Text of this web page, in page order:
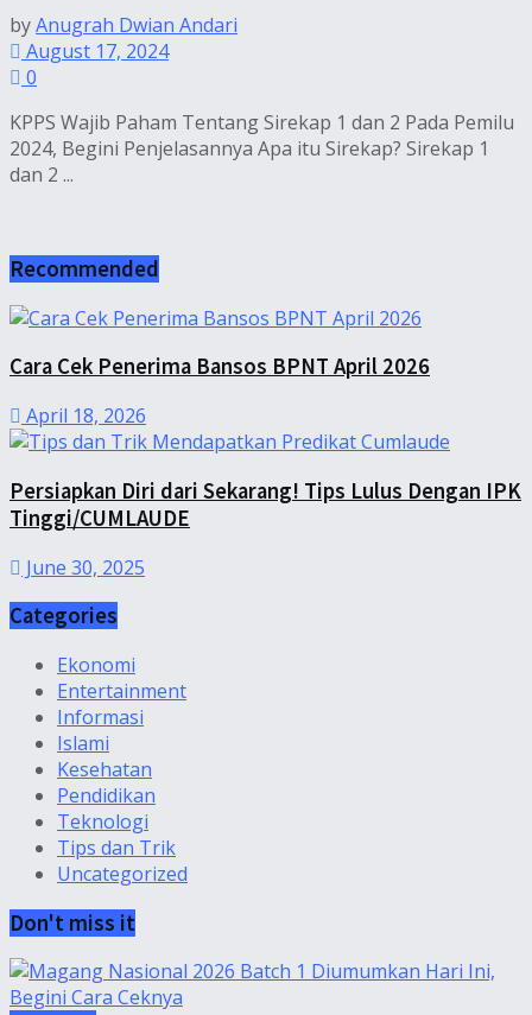
byAnugrah Dwian Andari
August 17, 2024
0
KPPS Wajib Paham Tentang Sirekap 1 dan 2 Pada Pemilu
2024, Begini Penjelasannya Apa itu Sirekap? Sirekap 1
dan 2 ...
Recommended
Cara Cek Penerima Bansos BPNT April 2026
April 18, 2026
Persiapkan Diri dari Sekarang! Tips Lulus Dengan IPK
Tinggi/CUMLAUDE
June 30, 2025
Categories
Ekonomi
Entertainment
Informasi
Islami
Kesehatan
Pendidikan
Teknologi
Tips dan Trik
Uncategorized
Don't miss it